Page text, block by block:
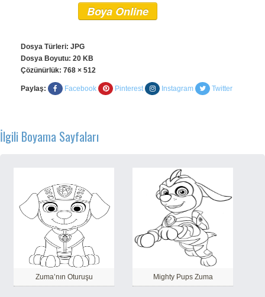
Boya Online
Dosya Türleri: JPG
Dosya Boyutu: 20 KB
Çözünürlük: 768 × 512
Paylaş: Facebook Pinterest Instagram Twitter
İlgili Boyama Sayfaları
Zuma’nın Oturuşu Mighty Pups Zuma